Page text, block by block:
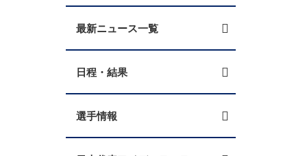
最新ニュース一覧
日程・結果
選手情報